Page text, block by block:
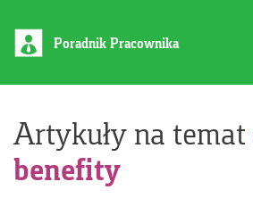
Poradnik Pracownika
Artykuły na temat
benefity